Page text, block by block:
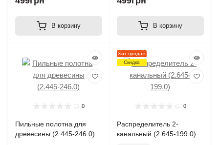
В корзину В корзину
0
Пильные полотна для
древесины (2.445-246.0)
Хит продаж
Скидка
0
Распределитель 2-
канальный (2.645-199.0)